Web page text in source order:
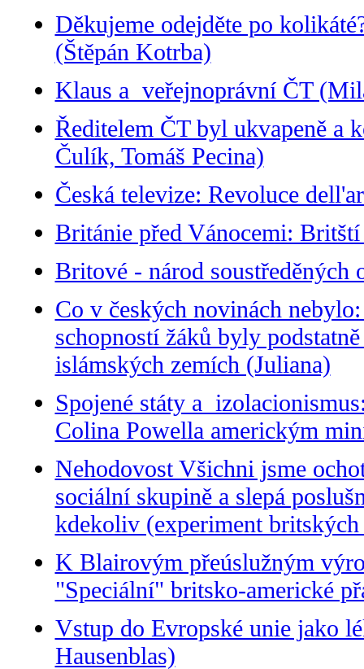
Děkujeme odejděte po
(Štěpán Kotrba)
Klaus a veřejnoprávní ČT
Ředitelem ČT byl ukvapeně a
Čulík, Tomáš Pecina)
Česká televize: Revoluce
Británie před Vánocemi:
Britové - národ soustředěných
Co v českých novinách
schopností žáků byly
islámských zemích (Juliana)
Spojené státy a
Colina Powella americkým
Nehodovost Všichni jsme
sociální skupině a slepá
kdekoliv (experiment britských
K Blairovým přeúslužným
"Speciální" britsko-americké
Vstup do Evropské unie jako
Hausenblas)